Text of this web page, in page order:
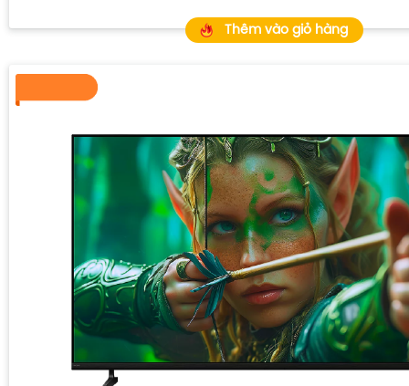
Thêm vào giỏ hàng